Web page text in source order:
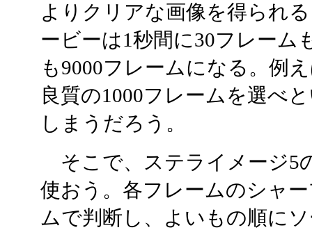
よりクリアな画像を得られ
ービーは1秒間に30フレーム
も9000フレームになる。例
良質の1000フレームを選べ
しまうだろう。
そこで、ステライメージ5
使おう。各フレームのシャ
ムで判断し、よいもの順に